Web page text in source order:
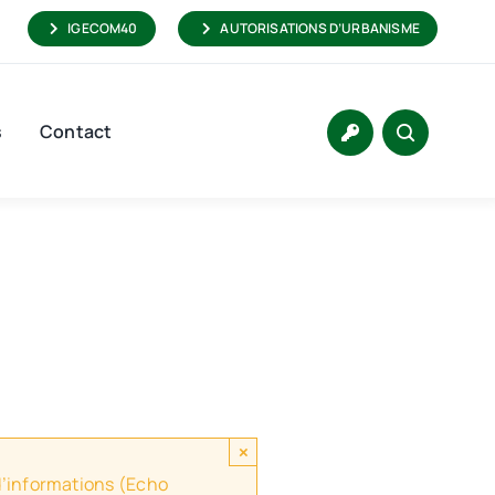
IGECOM40 AUTORISATIONS D’URBANISME
Contact
(Echo
×